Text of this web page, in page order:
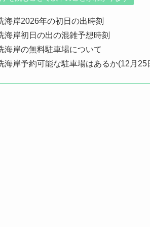
海岸2026年の初日の出時刻
海岸初日の出の混雑予想時刻
海岸の無料駐車場について
海岸予約可能な駐車場はあるか(12月25